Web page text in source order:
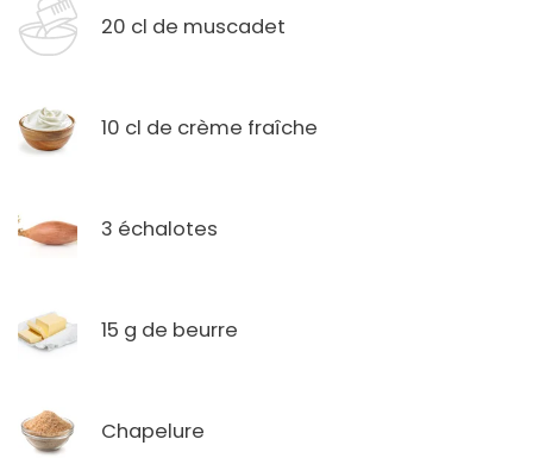
20 cl de muscadet
10 cl de crème fraîche
3 échalotes
15 g de beurre
Chapelure